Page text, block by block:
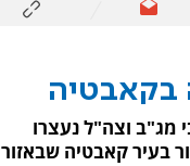
בקאבטיה
וצה"ל נעצרו
בעיר קאבטיה שבאזור